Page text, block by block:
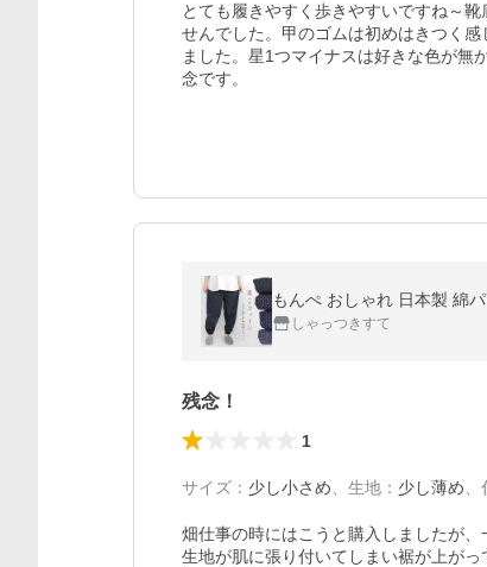
とても履きやすく歩きやすいですね～
せんでした。甲のゴムは初めはきつく
ました。星1つマイナスは好きな色が無
念です。
しゃっつきすて
残念！
1
サイズ ： 少し小さめ 生地 ： 少し薄め
畑仕事の時にはこうと購入しましたが
生地が肌に張り付いてしまい裾が上が